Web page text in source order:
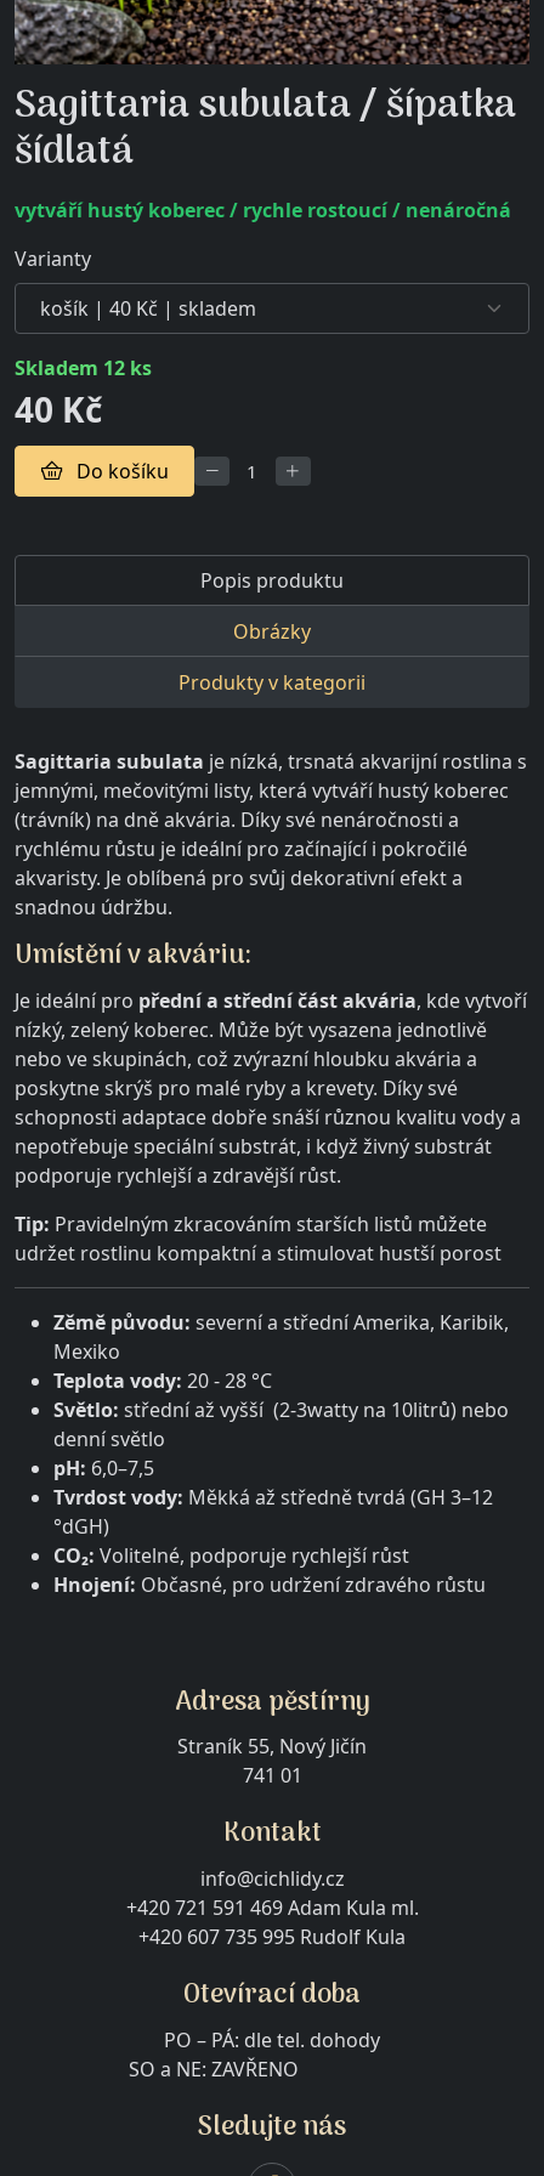
Sagittaria subulata / šípatka
šídlatá
vytváří hustý koberec / rychle rostoucí / nenáročná
Varianty
skladem 12 ks
40 Kč
Do košíku
Popis produktu
Obrázky
Produkty v kategorii
Sagittaria subulata je nízká, trsnatá akvarijní rostlina s
jemnými, mečovitými listy, která vytváří hustý koberec
(trávník) na dně akvária. Díky své nenáročnosti a
rychlému růstu je ideální pro začínající i pokročilé
akvaristy. Je oblíbená pro svůj dekorativní efekt a
snadnou údržbu.
Umístění v akváriu:
Je ideální pro přední a střední část akvária, kde vytvoří
nízký, zelený koberec. Může být vysazena jednotlivě
nebo ve skupinách, což zvýrazní hloubku akvária a
poskytne skrýš pro malé ryby a krevety. Díky své
schopnosti adaptace dobře snáší různou kvalitu vody a
nepotřebuje speciální substrát, i když živný substrát
podporuje rychlejší a zdravější růst.
Tip: Pravidelným zkracováním starších listů můžete
udržet rostlinu kompaktní a stimulovat hustší porost
Zěmě původu: severní a střední Amerika, Karibik,
Mexiko
Teplota vody: 20 - 28 °C
Světlo: střední až vyšší (2-3watty na 10litrů) nebo
denní světlo
pH: 6,0–7,5
Tvrdost vody: Měkká až středně tvrdá (GH 3–12
°dGH)
CO₂: Volitelné, podporuje rychlejší růst
Hnojení: Občasné, pro udržení zdravého růstu
Adresa pěstírny
Straník 55, Nový Jičín
741 01
Kontakt
info@cichlidy.cz
+420 721 591 469 Adam Kula ml.
+420 607 735 995 Rudolf Kula
Otevírací doba
PO – PÁ: dle tel. dohody
SO a NE: ZAVŘENO
Sledujte nás